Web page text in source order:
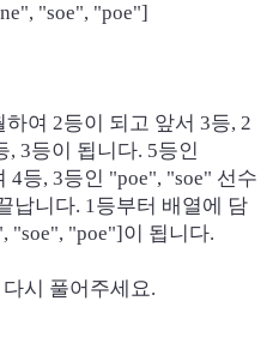
"soe", "poe"]
여 2등이 되고 앞서 3등, 2
, 3등이 됩니다. 5등인
4등, 3등인 "poe", "soe" 선수
납니다. 1등부터 배열에 담
"soe", "poe"]이 됩니다.
시 풀어주세요.